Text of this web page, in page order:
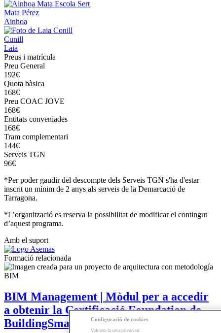
Mata Pérez
Ainhoa
Cunill
Laia
Preus i matrícula
Preu General
192€
Quota bàsica
168€
Preu COAC JOVE
168€
Entitats conveniades
168€
Tram complementari
144€
Serveis TGN
96€
*Per poder gaudir del descompte dels Serveis TGN s'ha d'estar
inscrit un mínim de 2 anys als serveis de la Demarcació de
Tarragona.
*L’organització es reserva la possibilitat de modificar el contingut
d’aquest programa.
Amb el suport
Formació relacionada
BIM Management | Mòdul per a accedir
a obtenir la Certificació Foundation de
BuildingSmart
Configuració de cookies
Valorem la seva privacitat